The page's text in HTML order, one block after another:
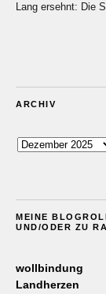
Lang ersehnt: Die
ARCHIV
Archiv
MEINE
UND/ODER ZU
wollbindung
Landherzen